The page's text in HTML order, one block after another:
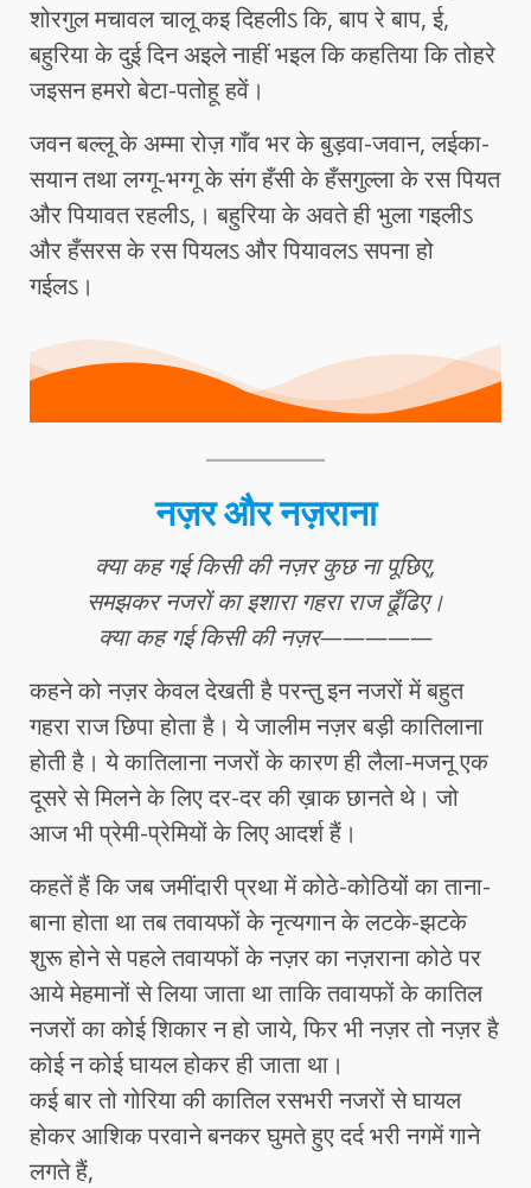
शोरगुल मचावल चालू कइ दिहलीऽ कि, बाप रे बाप, ई,
बहुरिया के दुई दिन अइले नाहीं भइल कि कहतिया कि तोहरे
जइसन हमरो बेटा-पतोहू हवें।
जवन बल्लू के अम्मा रोज़ गाँव भर के बुड़वा-जवान, लईका-
सयान तथा लग्गू-भग्गू के संग हँसी के हँसगुल्ला के रस पियत
और पियावत रहलीऽ,। बहुरिया के अवते ही भुला गइलीऽ
और हँसरस के रस पियलऽ और पियावलऽ सपना हो
गईलऽ।
नज़र और नज़राना
क्या कह गई किसी की नज़र कुछ ना पूछिए,
समझकर नजरों का इशारा गहरा राज ढूँढिए।
क्या कह गई किसी की नज़र—————
कहने को नज़र केवल देखती है परन्तु इन नजरों में बहुत
गहरा राज छिपा होता है। ये जालीम नज़र बड़ी कातिलाना
होती है। ये कातिलाना नजरों के कारण ही लैला-मजनू एक
दूसरे से मिलने के लिए दर-दर की ख़ाक छानते थे। जो
आज भी प्रेमी-प्रेमियों के लिए आदर्श हैं।
कहतें हैं कि जब जमींदारी प्रथा में कोठे-कोठियों का ताना-
बाना होता था तब तवायफों के नृत्यगान के लटके-झटके
शुरू होने से पहले तवायफों के नज़र का नज़राना कोठे पर
आये मेहमानों से लिया जाता था ताकि तवायफों के कातिल
नजरों का कोई शिकार न हो जाये, फिर भी नज़र तो नज़र है
कोई न कोई घायल होकर ही जाता था।
कई बार तो गोरिया की कातिल रसभरी नजरों से घायल
होकर आशिक परवाने बनकर घुमते हुए दर्द भरी नगमें गाने
लगते हैं,